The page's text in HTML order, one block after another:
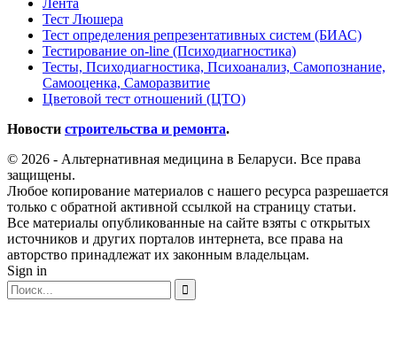
Тест Люшера
Тест определения репрезентативных систем (БИАС)
Тестирование on-line (Психодиагностика)
Тесты, Психодиагностика, Психоанализ, Самопознание,
Самооценка, Саморазвитие
Цветовой тест отношений (ЦТО)
Новости строительства и ремонта.
© 2026 - Альтернативная медицина в Беларуси. Все права
защищены.
Любое копирование материалов с нашего ресурса разрешается
только с обратной активной ссылкой на страницу статьи.
Все материалы опубликованные на сайте взяты с открытых
источников и других порталов интернета, все права на
авторство принадлежат их законным владельцам.
Sign in